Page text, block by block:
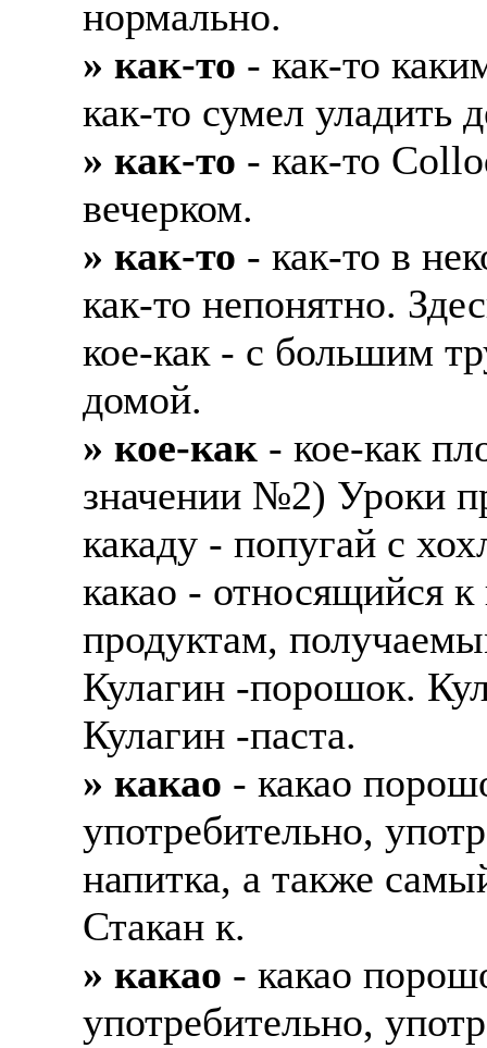
нормально.
» как-то - как-то
как-то сумел уладить
» как-то - как-то
вечерком.
» как-то - как-то в
как-то непонятно.
кое-как - с большим
домой.
» кое-как - кое-как
значении №2) Уроки
какаду - попугай с
какао - относящийся
продуктам,
Кулагин -порошок.
Кулагин -паста.
» какао - какао
употребительно,
напитка, а также
Стакан к.
» какао - какао
употребительно,